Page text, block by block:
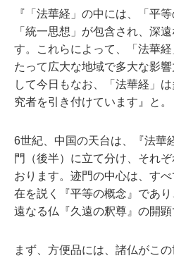
『「法華経」の中には、「平
「統一思想」が包含され、深
す。これらによって、「法華
たって広大な地域で多大な影
して今日もなお、「法華経」
究者を引き付けています』と。
6世紀、中国の天台は、『法華
門（後半）に立て分け、それ
おります。迹門の中心は、す
在を説く『平等の概念』であ
遠なる仏『久遠の釈尊』の開顕
まず、方便品には、諸仏がこ